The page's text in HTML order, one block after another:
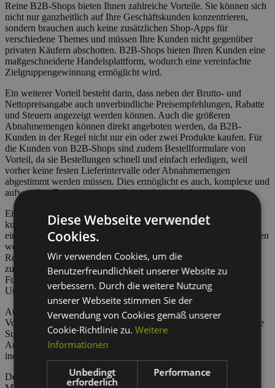
Reine B2B-Shops bieten Ihnen zahlreiche Vorteile. Sie können sich
nicht nur ganzheitlich auf Ihre Geschäftskunden konzentrieren,
sondern brauchen auch keine zusätzlichen Shop-Apps für
verschiedene Themes und müssen Ihre Kunden nicht gegenüber
privaten Käufern abschotten. B2B-Shops bieten Ihren Kunden eine
maßgeschneiderte Handelsplattform, wodurch eine vereinfachte
Zielgruppengewinnung ermöglicht wird.
Ein weiterer Vorteil besteht darin, dass neben der Brutto- und
Nettopreisangabe auch unverbindliche Preisempfehlungen, Rabatte
und Steuern angezeigt werden können. Auch die größeren
Abnahmemengen können direkt angeboten werden, da B2B-
Kunden in der Regel nicht nur ein oder zwei Produkte kaufen. Für
die Kunden von B2B-Shops sind zudem Bestellformulare von
Vorteil, da sie Bestellungen schnell und einfach erledigen, weil
vorher keine festen Lieferintervalle oder Abnahmemengen
abgestimmt werden müssen. Dies ermöglicht es auch, komplexe und
aufwendige Bestellprozesse effizient abzuwickeln.
Ein weiterer Vorteil von B2B-Shops besteht in den
kundespezifischen Konten, da diese individuell an und von den
einzelnen Kunden angepasst und auf Ihre Bedürfnisse zugeschnitten
werden können. Durch diesen Vorteil sind Bestellungen,
Rechnungen und Lieferungen einfacher zu verwalten und
zuzuordnen. Überdies profitieren B2B-Kunden von erweiterten
Funktionen, wie etwa die Verwaltung des Budgets der einzelnen
Unterkonten oder detaillierte Analysen.
Auch im Bereich des Kundenservices haben reine B2B-Shops
Vorteile. Durch ihren Fokus auf Geschäftskunden können spezielle
Support-Teams eingesetzt werden, welche sich dann um die
Anliegen der Geschäftskunden kümmern. Dadurch sind auch
individuelle Beratungen möglich.
Der wohl größte Vorteil besteht bei B2B-Shops aber in der
Diese Webseite verwendet
Cookies.
Wir verwenden Cookies, um die
Benutzerfreundlichkeit unserer Website zu
verbessern. Durch die weitere Nutzung
unserer Webseite stimmen Sie der
Verwendung von Cookies gemäß unserer
Cookie-Richtlinie zu.Weitere
Informationen
Unbedingt
erforderlich
Performance